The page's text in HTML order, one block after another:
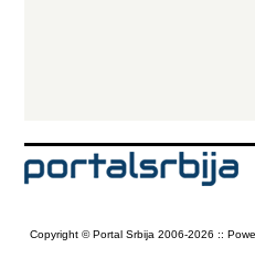
Copyright © Portal Srbija 2006-2026 ::